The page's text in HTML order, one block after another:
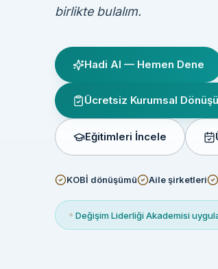
birlikte bulalım.
Hadi AI — Hemen Dene
Ücretsiz Kurumsal
Eğitimleri İncele
KOBİ dönüşümü Aile şirketleri
✦Değişim Liderliği Akademisi